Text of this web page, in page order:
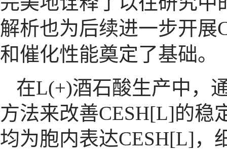
解析也为后续进一步开展
和催化性能奠定了基础。
在L(+)酒石酸生产中，
方法来改善CESH[L]的稳
均为胞内表达CESH[L] ，